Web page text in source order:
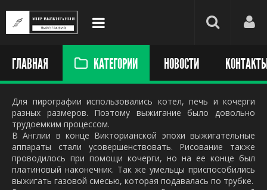
ГЛАВНАЯ КАТЕГОРИИ НОВОСТИ
Для пирографии использовались котел, печь и кочерги
разных размеров. Поэтому выжигание было довольно
трудоемким процессом.
В Англии в конце Викторианской эпохи выжигательные
аппараты стали усовершенствовать. Рисование также
проводилось при помощи кочерги, но на ее конце был
платиновый наконечник. Так же умельцы приспособились
выжигать газовой смесью, которая подавалась по трубке.